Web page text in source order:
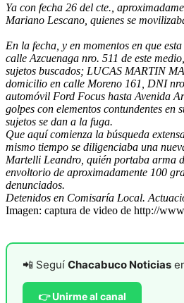
Ya con fecha 26 del cte.,
Mariano Lescano, quienes se
En la fecha, y en momentos en que
calle Azcuenaga nro. 511 de este
sujetos buscados; LUCAS MARTIN
domicilio en calle Moreno 161, DNI
automóvil Ford Focus hasta Avenida
golpes con elementos contundentes
sujetos se dan a la fuga.
Que aquí comienza la búsqueda
mismo tiempo se diligenciaba una
Martelli Leandro, quién portaba arma
envoltorio de aproximadamente 100
denunciados.
Detenidos en Comisaría Local.
Imagen: captura de video de http://
📲 Seguí Chacabuco Noticias
👉 Unirme al canal